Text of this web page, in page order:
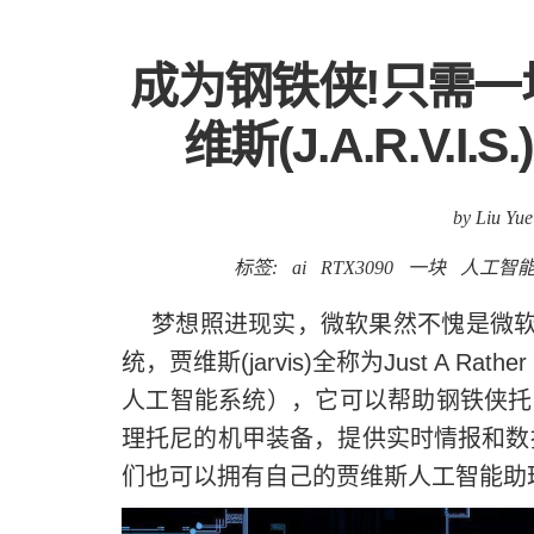
成为钢铁侠!只需
维斯
by Liu Yue
标签: ai RTX3090 一块 人工智
梦想照进现实，微软果然不愧是微
统，贾维斯(jarvis)全称为Just A
人工智能系统），它可以帮助钢铁侠
理托尼的机甲装备，提供实时情报和
们也可以拥有自己的贾维斯人工智能